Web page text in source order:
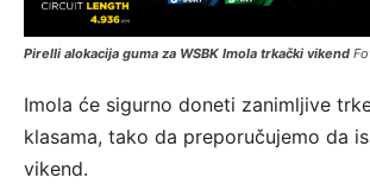
Pirelli alokacija guma za WSBK Imola trkački vikend
Imola će sigurno doneti zanimljive
klasama, tako da preporučujemo da
vikend.